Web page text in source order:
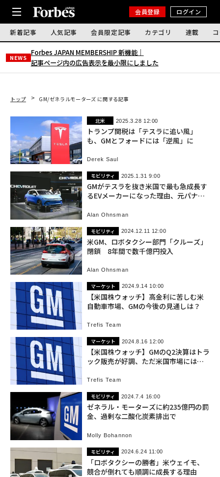
会員登録 ログイン
新着記事 人気記事 会員限定記事 カテゴリ 連載
NEWS
Forbes JAPAN MEMBERSHIP 新機能｜
記事ページ内の広告表示を最小限にしました
トップ GM/ゼネラルモーターズ に関する記事
北米 2025.3.28 12:00
トランプ関税は「テスラに追い風」
も、GMとフォードには「逆風」に
Derek Saul
モビリティ 2025.1.31 9:00
GMがテスラを抜き米国で最も急成長す
るEVメーカーになった理由、元パナソ
Alan Ohnsman
モビリティ 2024.12.11 12:00
米GM、ロボタクシー部門「クルーズ」
閉鎖 8年間で数千億円投入
Alan Ohnsman
マーケット 2024.9.14 10:00
【米国株ウォッチ】高金利に苦しむ米
自動車市場、GMの今後の見通しは？
Trefis Team
マーケット 2024.8.16 12:00
【米国株ウォッチ】GMのQ2決算はトラ
ック販売が好調、ただ米国市場には警
Trefis Team
モビリティ 2024.7.4 16:00
ゼネラル・モーターズに約235億円の罰
金、過剰な二酸化炭素排出で
Molly Bohannon
モビリティ 2024.6.24 11:00
「ロボタクシーの勝者」米ウェイモ、
競合が倒れても順調に成長する理由